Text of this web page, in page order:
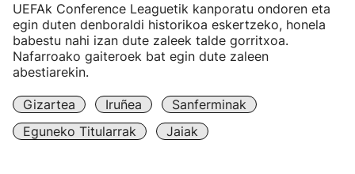
UEFAk Conference Leaguetik kanporatu ondoren eta
egin duten denboraldi historikoa eskertzeko, honela
babestu nahi izan dute zaleek talde gorritxoa.
Nafarroako gaiteroek bat egin dute zaleen
abestiarekin.
Gizartea Iruñea
Sanferminak
Eguneko Titularrak
Jaiak